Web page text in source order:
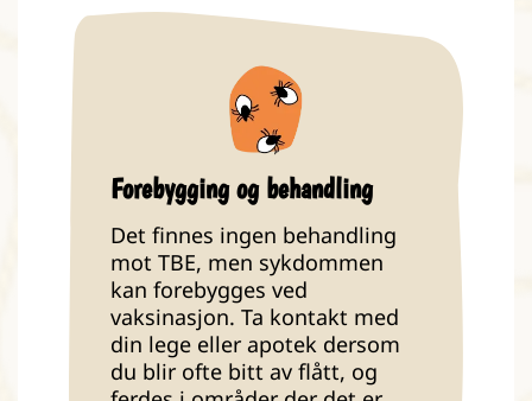
Forebygging og behandling
Det finnes ingen behandling
mot TBE, men sykdommen
kan forebygges ved
vaksinasjon. Ta kontakt med
din lege eller apotek dersom
du blir ofte bitt av flått, og